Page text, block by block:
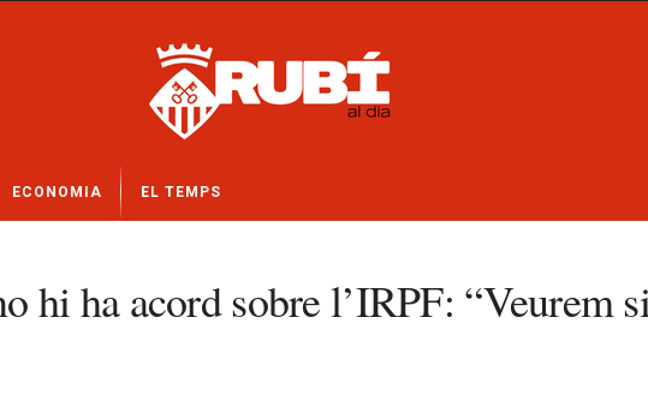
ECONOMIA EL TEMPS
hi ha acord sobre l’IRPF: “Veurem